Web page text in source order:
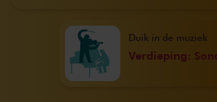
Verdieping:
Duik in de muziek